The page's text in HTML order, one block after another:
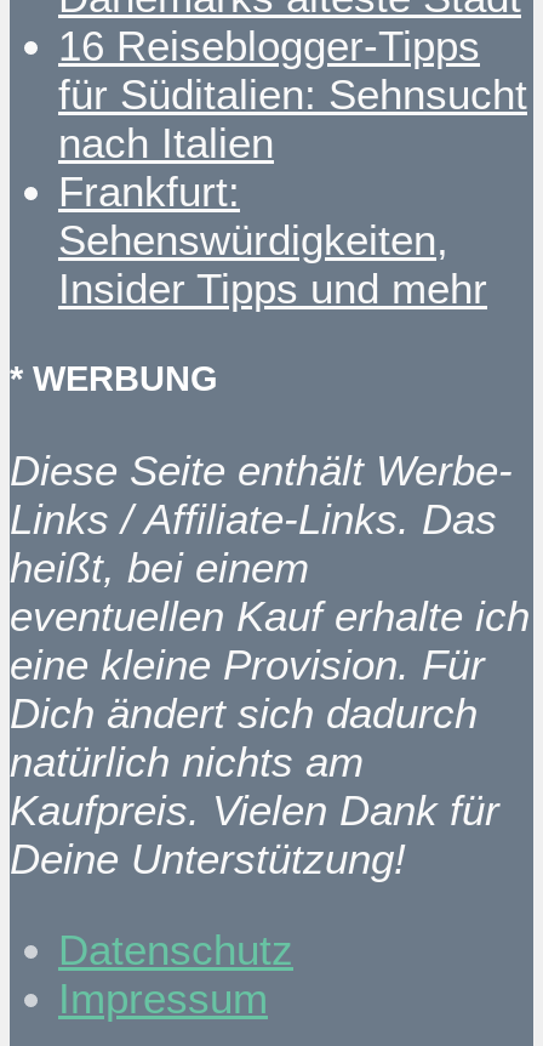
16 Reiseblogger-Tipps
für Süditalien: Sehnsucht
nach Italien
Frankfurt:
Sehenswürdigkeiten,
Insider Tipps und mehr
* WERBUNG
Diese Seite enthält Werbe-
Links / Affiliate-Links. Das
heißt, bei einem
eventuellen Kauf erhalte ich
eine kleine Provision. Für
Dich ändert sich dadurch
natürlich nichts am
Kaufpreis. Vielen Dank für
Deine Unterstützung!
Datenschutz
Impressum